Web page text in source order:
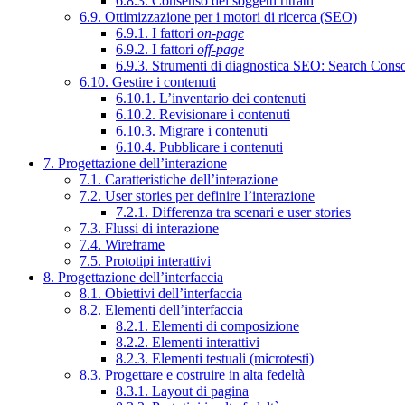
6.9. Ottimizzazione per i motori di ricerca (SEO)
6.9.1. I fattori on-page
6.9.2. I fattori off-page
6.9.3. Strumenti di diagnostica SEO: Search
6.10. Gestire i contenuti
6.10.1. L’inventario dei contenuti
6.10.2. Revisionare i contenuti
6.10.3. Migrare i contenuti
6.10.4. Pubblicare i contenuti
7. Progettazione dell’interazione
7.1. Caratteristiche dell’interazione
7.2. User stories per definire l’interazione
7.2.1. Differenza tra scenari e user stories
7.3. Flussi di interazione
7.4. Wireframe
7.5. Prototipi interattivi
8. Progettazione dell’interfaccia
8.1. Obiettivi dell’interfaccia
8.2. Elementi dell’interfaccia
8.2.1. Elementi di composizione
8.2.2. Elementi interattivi
8.2.3. Elementi testuali (microtesti)
8.3. Progettare e costruire in alta fedeltà
8.3.1. Layout di pagina